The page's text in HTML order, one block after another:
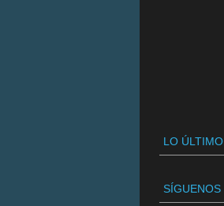
LO ÚLTIMO
SÍGUENOS